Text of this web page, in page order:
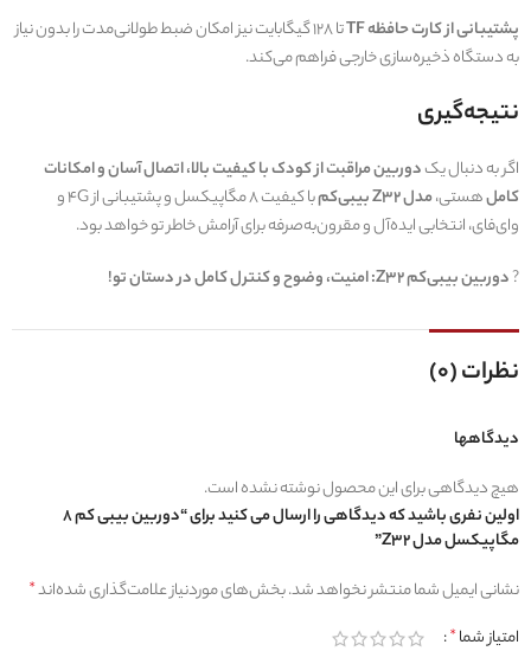
پشتیبانی از کارت حافظه TF
تا ۱۲۸ گیگابایت نیز امکان ضبط طولانی‌مدت را بدون نیاز
به دستگاه ذخیره‌سازی خارجی فراهم می‌کند.
نتیجه‌گیری
اگر به دنبال یکدوربین مراقبت از کودک با کیفیت بالا، اتصال آسان و امکانات
کاملهستی،مدل Z32 بیبی‌کم
با کیفیت ۸ مگاپیکسل و پشتیبانی از 4G و
وای‌فای، انتخابی ایده‌آل و مقرون‌به‌صرفه برای آرامش خاطر تو خواهد بود.
?دوربین بیبی‌کم Z32: امنیت، وضوح و کنترل کامل در دستان تو!
نظرات (0)
دیدگاهها
هیچ دیدگاهی برای این محصول نوشته نشده است.
اولین نفری باشید که دیدگاهی را ارسال می کنید برای “دوربین بیبی کم 8
مگاپیکسل مدل Z32”
نشانی ایمیل شما منتشر نخواهد شد.بخش‌های موردنیاز علامت‌گذاری شده‌اند*
امتیاز شما*